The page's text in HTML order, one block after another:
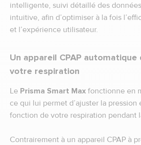
intelligente, suivi détaillé des
intuitive, afin d’optimiser à la fois
et l’expérience utilisateur.
Un appareil CPAP automatique
votre respiration
Le Prisma Smart Max fonctionne en
ce qui lui permet d’ajuster la pression
fonction de votre respiration pendant
Contrairement à un appareil CPAP à